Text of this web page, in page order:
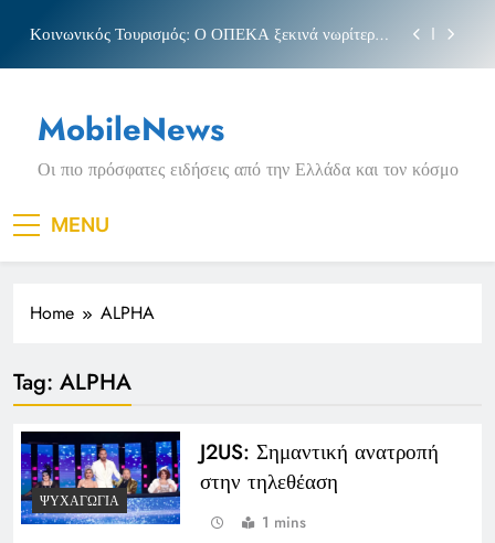
content
Κοινωνικός Τουρισμός: Ο ΟΠΕΚΑ ξεκινά νωρίτερα
Νέα Κρήτη: Σαρακήνικο και η φράση «Κρήτη
ΟΦΗ»
Πριγκιπάτο Στάδιο
Κοινωνικός Τουρισμός: Ο ΟΠΕΚΑ ξεκινά νωρίτερα
τις αιτήσεις
Μπέσσυ αργυράκη
Νέα Κρήτη: Σαρακήνικο και η φράση «Κρήτη
MobileNews
Οι πιο πρόσφατες ειδήσεις από την Ελλάδα και τον κόσμο
MENU
Home ALPHA
Tag: ALPHA
ΨΥΧΑΓΩΓΊΑ
J2US: Σημαντική ανατροπή
στην τηλεθέαση
1 mins